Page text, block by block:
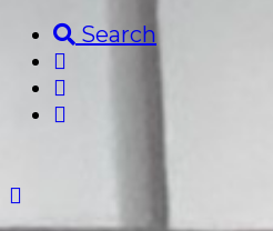
Search